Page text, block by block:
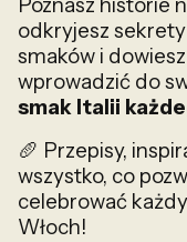
Poznasz historie
odkryjesz
smaków i
wprowadzić do
smak Italii
🥖 Przepisy,
wszystko, co
celebrować
Włoch!